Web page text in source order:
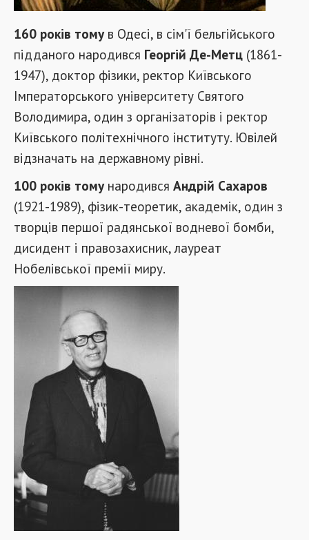
160 років томув Одесі, в сім'ї бельгійського
підданого народився Георгій Де-Метц (1861-
1947), доктор фізики, ректор Київського
Імператорського університету Святого
Володимира, один з організаторів і ректор
Київського політехнічного інституту. Ювілей
відзначать на державному рівні.
100 років томународився Андрій Сахаров
(1921-1989), фізик-теоретик, академік, один з
творців першої радянської водневої бомби,
дисидент і правозахисник, лауреат
Нобелівської премії миру.